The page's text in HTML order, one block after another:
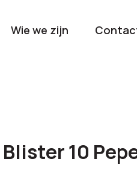
flessen
Wie we zijn
Blister 10